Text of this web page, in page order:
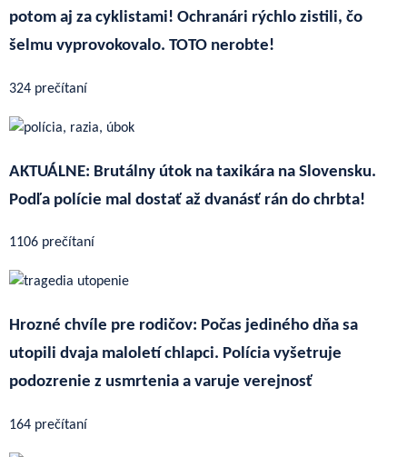
potom aj za cyklistami! Ochranári rýchlo zistili, čo
šelmu vyprovokovalo. TOTO nerobte!
324 prečítaní
AKTUÁLNE: Brutálny útok na taxikára na Slovensku.
Podľa polície mal dostať až dvanásť rán do chrbta!
1106 prečítaní
Hrozné chvíle pre rodičov: Počas jediného dňa sa
utopili dvaja maloletí chlapci. Polícia vyšetruje
podozrenie z usmrtenia a varuje verejnosť
164 prečítaní